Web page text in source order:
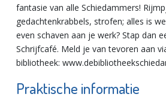
fantasie van alle Schiedammers!
gedachtenkrabbels, strofen; alles is
even schaven aan je werk? Stap dan
Schrijfcafé. Meld je van tevoren aan
bibliotheek:
Praktische informatie